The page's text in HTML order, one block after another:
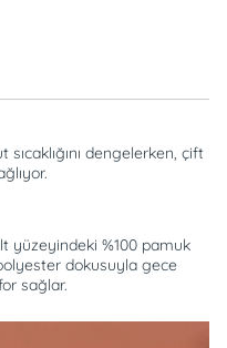
dengelerken, çift
yüzeyindeki %100 pamuk
dokusuyla gece
sağlar.